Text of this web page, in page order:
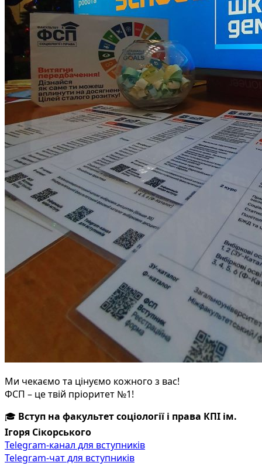
Ми чекаємо та цінуємо кожного з вас!
ФСП – це твій пріоритет №1!
🎓 Вступ на факультет соціології і права КПІ ім.
Ігоря Сікорського
Telegram-канал для вступників
Telegram-чат для вступників